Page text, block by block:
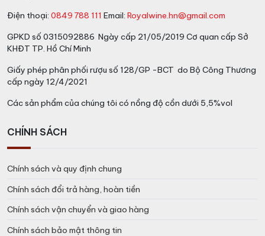
Điện thoại: 0849 788 111 Email: Royalwine.hn@gmail.com
GPKD số 0315092886 Ngày cấp 21/05/2019 Cơ quan cấp Sở
KHĐT TP. Hồ Chí Minh
Giấy phép phân phối rượu số 128/GP -BCT do Bộ Công Thương
cấp ngày 12/4/2021
Các sản phẩm của chúng tôi có nồng độ cồn dưới 5,5%vol
CHÍNH SÁCH
Chính sách và quy định chung
Chính sách đổi trả hàng, hoàn tiền
Chính sách vận chuyển và giao hàng
Chính sách bảo mật thông tin